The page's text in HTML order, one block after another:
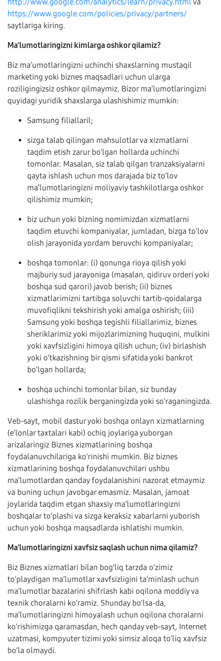
https://www.google.com/policies/privacy/partners/
saytlariga kiring.
Ma’lumotlaringizni kimlarga oshkor qilamiz?
Biz ma’umotlaringizni uchinchi shaxslarning mustaqil
marketing yoki biznes maqsadlari uchun ularga
roziligingizsiz oshkor qilmaymiz. Bizor ma’lumotlaringizni
quyidagi yuridik shaxslarga ulashishimiz mumkin:
Samsung filiallaril;
sizga talab qilingan mahsulotlar va xizmatlarni
taqdim etish zarur bo‘lgan hollarda uchinchi
tomonlar. Masalan, siz talab qilgan tranzaksiyalarni
qayta ishlash uchun mos darajada biz to‘lov
ma’lumotlaringizni moliyaviy tashkilotlarga oshkor
qilishimiz mumkin;
biz uchun yoki bizning nomimizdan xizmatlarni
taqdim etuvchi kompaniyalar, jumladan, bizga to‘lov
olish jarayonida yordam beruvchi kompaniyalar;
boshqa tomonlar: (i) qonunga rioya qilish yoki
majburiy sud jarayoniga (masalan, qidiruv orderi yoki
boshqa sud qarori) javob berish; (ii) biznes
xizmatlarimizni tartibga soluvchi tartib-qoidalarga
muvofiqlikni tekshirish yoki amalga oshirish; (iii)
Samsung yoki boshqa tegishli filiallarimiz, biznes
sheriklarimiz yoki mijozlarimizning huquqini, mulkini
yoki xavfsizligini himoya qilish uchun; (iv) birlashish
yoki o‘tkazishning bir qismi sifatida yoki bankrot
bo‘lgan hollarda;
boshqa uchinchi tomonlar bilan, siz bunday
ulashishga rozilik berganingizda yoki so‘raganingizda.
Veb-sayt, mobil dastur yoki boshqa onlayn xizmatlarning
(e’lonlar taxtalari kabi) ochiq joylariga yuborgan
arizalaringiz Biznes xizmatlarining boshqa
foydalanuvchilariga ko‘rinishi mumkin. Biz biznes
xizmatlarining boshqa foydalanuvchilari ushbu
ma‘lumotlardan qanday foydalanishini nazorat etmaymiz
va buning uchun javobgar emasmiz. Masalan, jamoat
joylarida taqdim etgan shaxsiy ma’lumotlaringizni
boshqalar to‘plashi va sizga keraksiz xabarlarni yuborish
uchun yoki boshqa maqsadlarda ishlatishi mumkin.
Ma’lumotlaringizni xavfsiz saqlash uchun nima qilamiz?
Biz Biznes xizmatlari bilan bog‘liq tarzda o‘zimiz
to‘playdigan ma’lumotlar xavfsizligini ta’minlash uchun
ma’lumotlar bazalarini shifrlash kabi oqilona moddiy va
texnik choralarni ko‘ramiz. Shunday bo‘lsa-da,
ma’lumotlaringizni himoyalash uchun oqilona choralarni
ko‘rishimizga qaramasdan, hech qanday veb-sayt, Internet
uzatmasi, kompyuter tizimi yoki simsiz aloqa to‘liq xavfsiz
bo‘la olmaydi.